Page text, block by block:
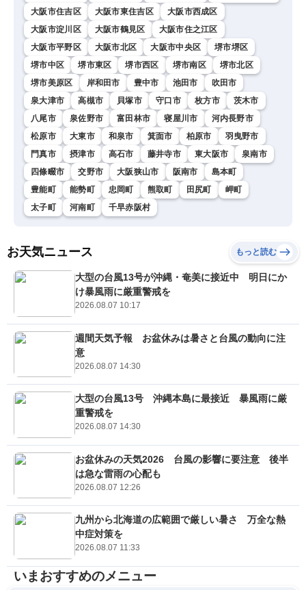
大阪市住吉区 大阪市東住吉区
大阪市西成区
大阪市淀川区
大阪市鶴見区
大阪市住之江区
大阪市平野区
大阪市北区 大阪市中央区
堺市堺区
堺市中区
堺市東区 堺市西区 堺市南区
堺市北区
堺市美原区
岸和田市 豊中市 池田市
吹田市
泉大津市
高槻市 貝塚市 守口市 枚方市
茨木市
八尾市
泉佐野市 富田林市 寝屋川市
河内長野市
松原市
大東市 和泉市 箕面市 柏原市
羽曳野市
門真市
摂津市 高石市 藤井寺市 東大阪市
泉南市
四條畷市
交野市 大阪狭山市 阪南市
島本町
豊能町
能勢町 忠岡町 熊取町 田尻町
岬町
太子町
河南町 千早赤阪村
お天気ニュース もっと読む
大型の台風13号が沖縄・奄美に接近中 明日にか
け暴風雨に厳重警戒を
2026.08.07 10:17
週間天気予報 お盆休みは暑さと台風の動向に注
意
2026.08.07 14:30
大型の台風13号 沖縄本島に最接近 暴風雨に厳
重警戒を
2026.08.07 14:30
お盆休みの天気2026 台風の影響に要注意 後半
は急な雷雨の心配も
2026.08.07 12:26
九州から北海道の広範囲で厳しい暑さ 万全な熱
中症対策を
2026.08.07 11:33
いまおすすめのメニュー